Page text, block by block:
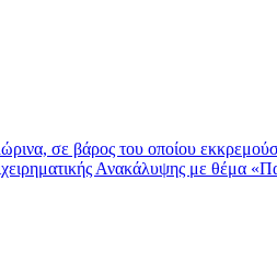
σε βάρος του οποίου
Ανακάλυψης με θέμα